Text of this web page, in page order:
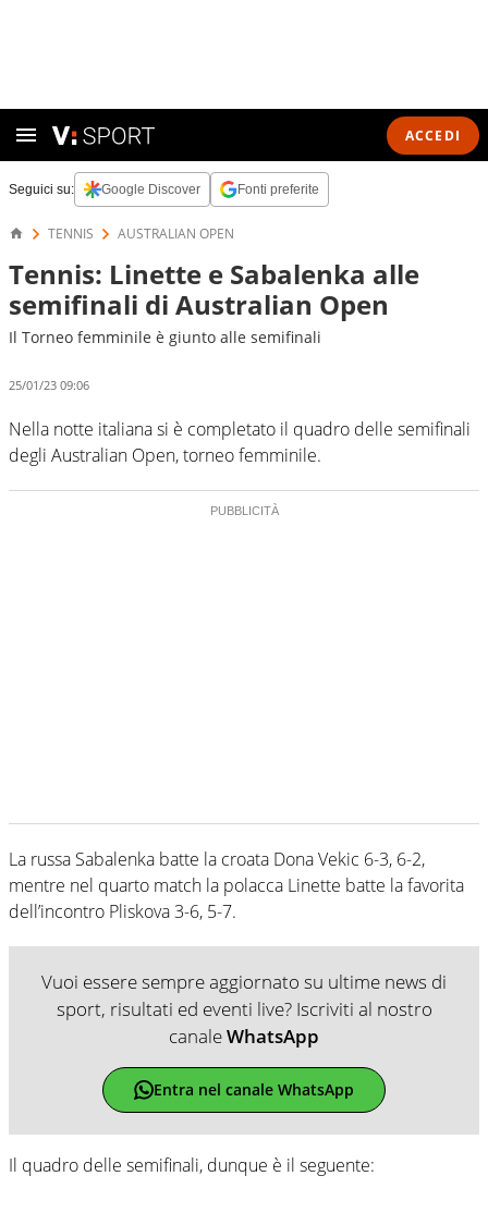
ACCEDI
Seguici su: Google Discover Fonti preferite
TENNIS AUSTRALIAN OPEN
Tennis: Linette e Sabalenka alle
semifinali di Australian Open
Il Torneo femminile è giunto alle semifinali
25/01/23 09:06
Nella notte italiana si è completato il quadro delle semifinali
degli Australian Open, torneo femminile.
La russa Sabalenka batte la croata Dona Vekic 6-3, 6-2,
mentre nel quarto match la polacca Linette batte la favorita
dell’incontro Pliskova 3-6, 5-7.
Vuoi essere sempre aggiornato su ultime news di
sport, risultati ed eventi live? Iscriviti al nostro
canaleWhatsApp
Entra nel canale WhatsApp
Il quadro delle semifinali, dunque è il seguente: